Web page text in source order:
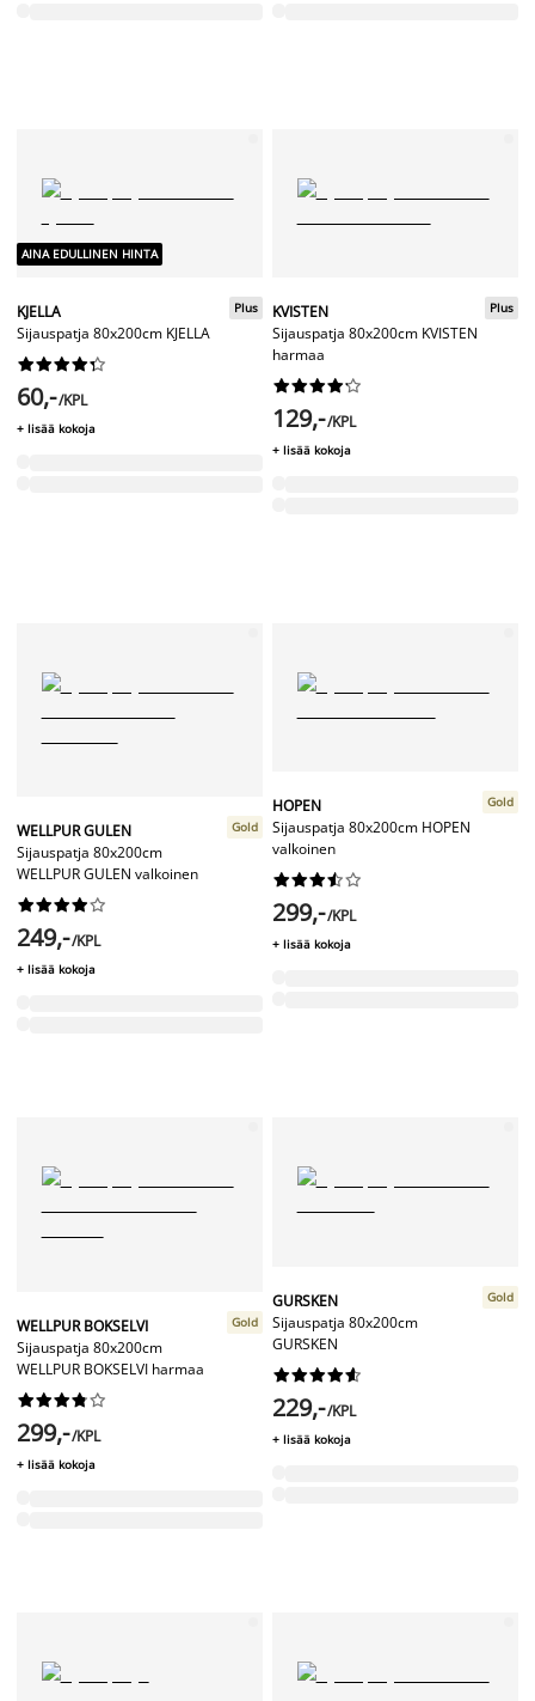
AINA EDULLINEN HINTA
KJELLA
Sijauspatja 80x200cm KJELLA
Plus






60,-/KPL
+ lisää kokoja
KVISTEN
Sijauspatja 80x200cm KVISTEN
harmaa
Plus






129,-/KPL
+ lisää kokoja
WELLPUR GULEN
Sijauspatja 80x200cm
WELLPUR GULEN valkoinen
Gold






249,-/KPL
+ lisää kokoja
HOPEN
Sijauspatja 80x200cm HOPEN
valkoinen
Gold






299,-/KPL
+ lisää kokoja
WELLPUR BOKSELVI
Sijauspatja 80x200cm
WELLPUR BOKSELVI harmaa
Gold






299,-/KPL
+ lisää kokoja
GURSKEN
Sijauspatja 80x200cm
GURSKEN
Gold






229,-/KPL
+ lisää kokoja